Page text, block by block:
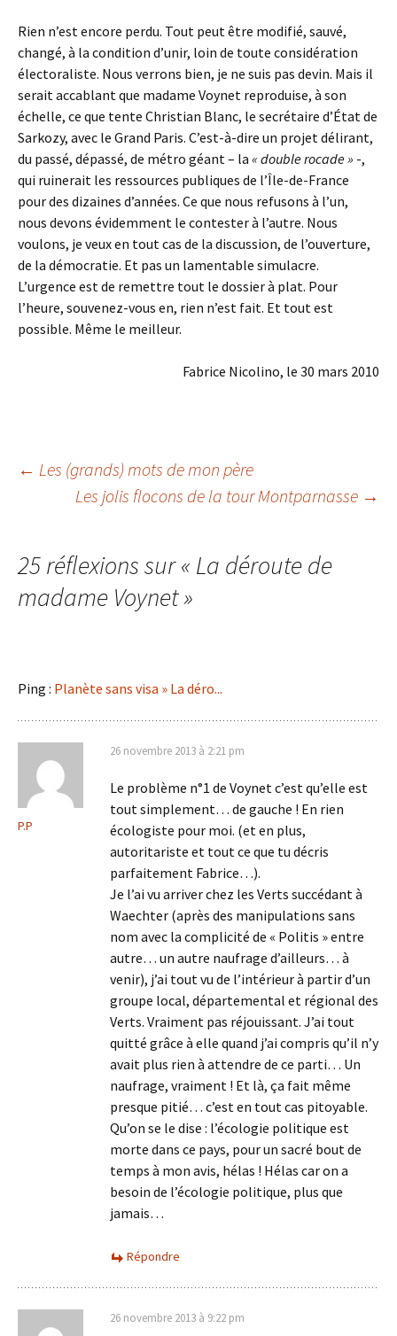
Rien n’est encore perdu. Tout peut être modifié, sauvé,
changé, à la condition d’unir, loin de toute considération
électoraliste. Nous verrons bien, je ne suis pas devin. Mais il
serait accablant que madame Voynet reproduise, à son
échelle, ce que tente Christian Blanc, le secrétaire d’État de
Sarkozy, avec le Grand Paris. C’est-à-dire un projet délirant,
du passé, dépassé, de métro géant – la « double rocade » -,
qui ruinerait les ressources publiques de l’Île-de-France
pour des dizaines d’années. Ce que nous refusons à l’un,
nous devons évidemment le contester à l’autre. Nous
voulons, je veux en tout cas de la discussion, de l’ouverture,
de la démocratie. Et pas un lamentable simulacre.
L’urgence est de remettre tout le dossier à plat. Pour
l’heure, souvenez-vous en, rien n’est fait. Et tout est
possible. Même le meilleur.
Fabrice Nicolino, le 30 mars 2010
Navigation
articles
← Les (grands) mots de mon père
Les jolis flocons de la tour Montparnasse →
25 réflexions sur « La déroute de
madame Voynet»
Ping : Planète sans visa » La déro...
P.P
26 novembre 2013 à 2:21 pm
Le problème n°1 de Voynet c’est qu’elle est
tout simplement… de gauche ! En rien
écologiste pour moi. (et en plus,
autoritariste et tout ce que tu décris
parfaitement Fabrice…).
Je l’ai vu arriver chez les Verts succédant à
Waechter (après des manipulations sans
nom avec la complicité de « Politis » entre
autre… un autre naufrage d’ailleurs… à
venir), j’ai tout vu de l’intérieur à partir d’un
groupe local, départemental et régional des
Verts. Vraiment pas réjouissant. J’ai tout
quitté grâce à elle quand j’ai compris qu’il n’y
avait plus rien à attendre de ce parti… Un
naufrage, vraiment ! Et là, ça fait même
presque pitié… c’est en tout cas pitoyable.
Qu’on se le dise : l’écologie politique est
morte dans ce pays, pour un sacré bout de
temps à mon avis, hélas ! Hélas car on a
besoin de l’écologie politique, plus que
jamais…
Répondre
26 novembre 2013 à 9:22 pm